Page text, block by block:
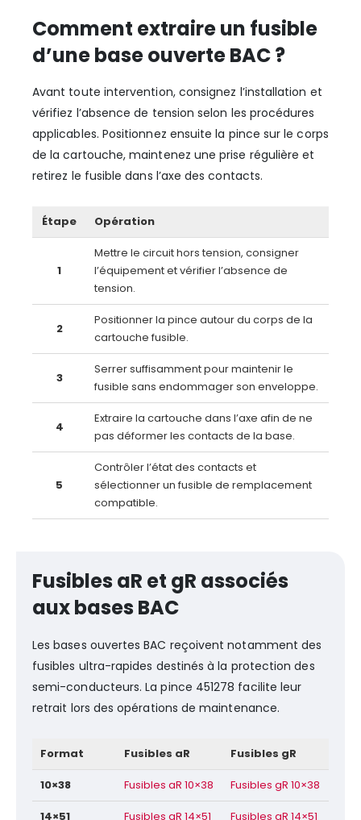
Comment extraire un fusible
d’une base ouverte BAC ?
Avant toute intervention, consignez l’installation et
vérifiez l’absence de tension selon les procédures
applicables. Positionnez ensuite la pince sur le corps
de la cartouche, maintenez une prise régulière et
retirez le fusible dans l’axe des contacts.
Étape Opération
1
Mettre le circuit hors tension, consigner
l’équipement et vérifier l’absence de
tension.
2
Positionner la pince autour du corps de la
cartouche fusible.
3
Serrer suffisamment pour maintenir le
fusible sans endommager son enveloppe.
4
Extraire la cartouche dans l’axe afin de ne
pas déformer les contacts de la base.
5
Contrôler l’état des contacts et
sélectionner un fusible de remplacement
compatible.
Fusibles aR et gR associés
aux bases BAC
Les bases ouvertes BAC reçoivent notamment des
fusibles ultra-rapides destinés à la protection des
semi-conducteurs. La pince 451278 facilite leur
retrait lors des opérations de maintenance.
Format Fusibles aR Fusibles gR
10×38 Fusibles aR 10×38 Fusibles gR 10×38
14×51 Fusibles aR 14×51 Fusibles gR 14×51